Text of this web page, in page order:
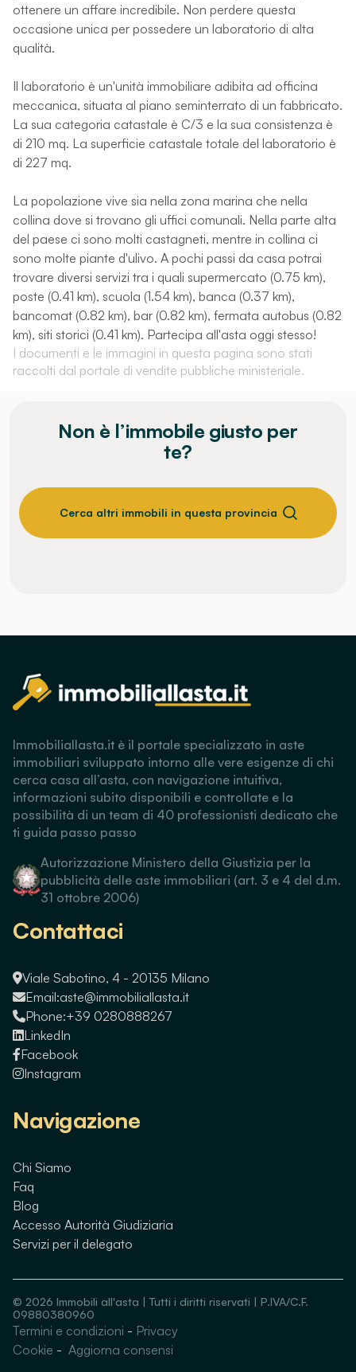
ottenere un affare incredibile. Non perdere questa
occasione unica per possedere un laboratorio di alta
qualità.
Il laboratorio è un'unità immobiliare adibita ad officina
meccanica, situata al piano seminterrato di un fabbricato.
La sua categoria catastale è C/3 e la sua consistenza è
di 210 mq. La superficie catastale totale del laboratorio è
di 227 mq.
La popolazione vive sia nella zona marina che nella
collina dove si trovano gli uffici comunali. Nella parte alta
del paese ci sono molti castagneti, mentre in collina ci
sono molte piante d'ulivo. A pochi passi da casa potrai
trovare diversi servizi tra i quali supermercato (0.75 km),
poste (0.41 km), scuola (1.54 km), banca (0.37 km),
bancomat (0.82 km), bar (0.82 km), fermata autobus (0.82
km), siti storici (0.41 km). Partecipa all'asta oggi stesso!
I documenti e le immagini in questa pagina sono stati
raccolti dal portale di vendite pubbliche ministeriale.
Non è l’immobile giusto per
te?
Cerca altri immobili in questa provincia
Guarda immobili simili
Immobiliallasta.it è il portale specializzato in aste
immobiliari sviluppato intorno alle vere esigenze di chi
cerca casa all’asta, con navigazione intuitiva,
informazioni subito disponibili e controllate e la
possibilità di un team di 40 professionisti dedicato che
ti guida passo passo
Autorizzazione Ministero della Giustizia per la
pubblicità delle aste immobiliari (art. 3 e 4 del d.m.
31 ottobre 2006)
Contattaci
Viale Sabotino, 4 - 20135 Milano
Email:aste@immobiliallasta.it
Phone:+39 0280888267
LinkedIn
Facebook
Instagram
Navigazione
Chi Siamo
Faq
Blog
Accesso Autorità Giudiziaria
Servizi per il delegato
© 2026 Immobili all'asta | Tutti i diritti riservati | P.IVA/C.F.
09880380960
Termini e condizioni - Privacy
Cookie - Aggiorna consensi